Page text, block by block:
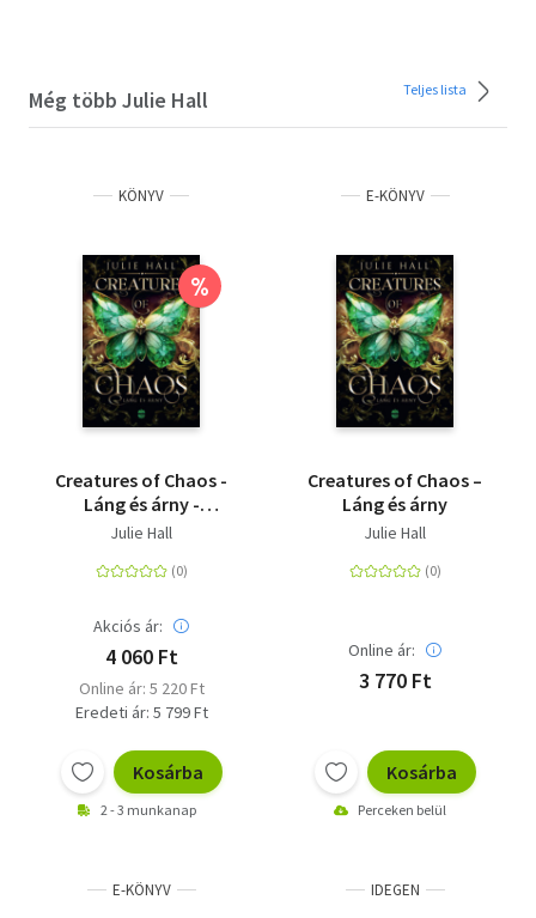
Még több Julie Hall Teljes lista
KÖNYV
%
Creatures of Chaos -
Láng és árny -
(Különleges kiadás)
Julie Hall
Akciós ár:
4 060 Ft
Online ár: 5 220 Ft
Eredeti ár: 5 799 Ft
Kosárba
2 - 3 munkanap
E-KÖNYV
Creatures of Chaos –
Láng és árny
Julie Hall
Online ár:
3 770 Ft
Kosárba
Perceken belül
E-KÖNYV IDEGEN